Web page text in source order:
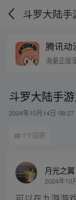
腾讯动
海量正版
斗罗大陆手
2024年10月14日 08:27
1个回答
月光之翼
2024年10